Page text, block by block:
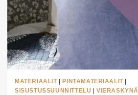
MATERIAALIT|PINTAMATERIAALIT|
SISUSTUSSUUNNITTELU |VIERASKYNÄ